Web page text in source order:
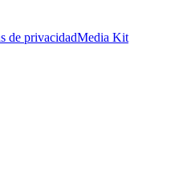
de privacidadMedia Kit